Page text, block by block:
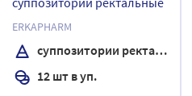
ERKAPHARM
суппозитории ректальные
12 шт в уп.